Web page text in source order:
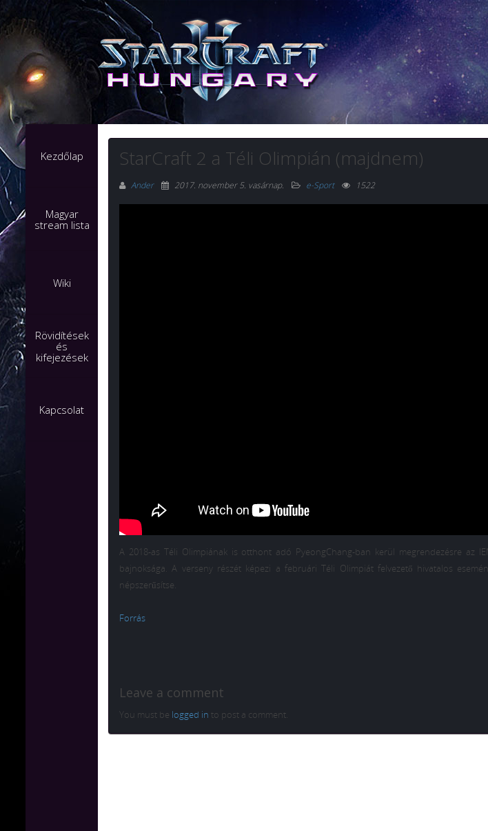
Kezdőlap
Magyar
stream lista
Wiki
Rövidítések
és
kifejezések
Kapcsolat
StarCraft 2 a Téli Olimpián (majdnem)
Ander 2017. november 5. vasárnap. e-Sport 1522
A 2018-as Téli Olimpiának is otthont adó PyeongChang-ban kerül megrendezésre az
bajnoksága. A verseny részét képezi a februári Téli Olimpiát felvezető hivatalos
népszerűsítse.
Forrás
Leave a comment
You must be logged in to post a comment.